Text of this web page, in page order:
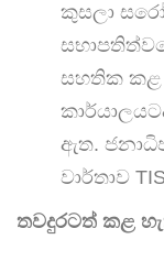
කුසලා
සහතික කළ
ඇත.
වාර්තාව
තවදුරටත් කළ